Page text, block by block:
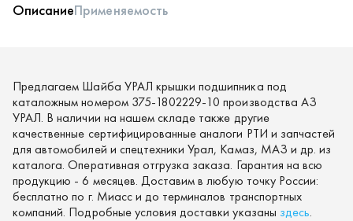
ОписаниеПрименяемость
Предлагаем Шайба УРАЛ крышки подшипника под
каталожным номером 375-1802229-10 производства АЗ
УРАЛ. В наличии на нашем складе также другие
качественные сертифицированные аналоги РТИ и запчастей
для автомобилей и спецтехники Урал, Камаз, МАЗ и др. из
каталога. Оперативная отгрузка заказа. Гарантия на всю
продукцию - 6 месяцев. Доставим в любую точку России:
бесплатно по г. Миасс и до терминалов транспортных
компаний. Подробные условия доставки указаны здесь.